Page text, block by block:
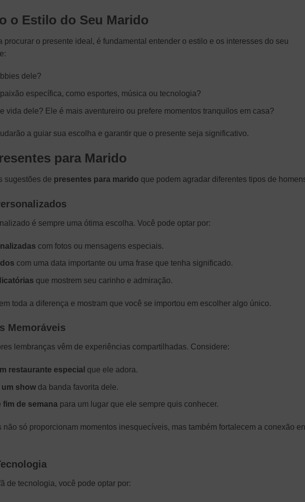
o Estilo do Seu Marido
procurar o presente ideal, é fundamental entender o estilo e os interesses do seu
dele?
específica, como esportes, música ou tecnologia?
vida dele? Ele é mais aventureiro ou prefere momentos tranquilos em casa?
a guiar sua escolha e garantir que o presente seja significativo.
para Marido
sugestões de presentes para marido que podem agradar diferentes tipos de
é sempre uma ótima escolha. Você pode optar por:
com fotos ou mensagens especiais.
com uma data importante ou uma frase que tenha significado.
que mostrem seu carinho e admiração.
toda a diferença e mostram que você se importou em escolher algo único.
Memoráveis
lembranças vêm de experiências compartilhadas. Considere:
restaurante especial que ele adora.
um showda banda favorita dele.
fim de semanapara um lugar que ele sempre quis conhecer.
não só proporcionam momentos inesquecíveis, mas também fortalecem a conexão
de tecnologia, você pode optar por: